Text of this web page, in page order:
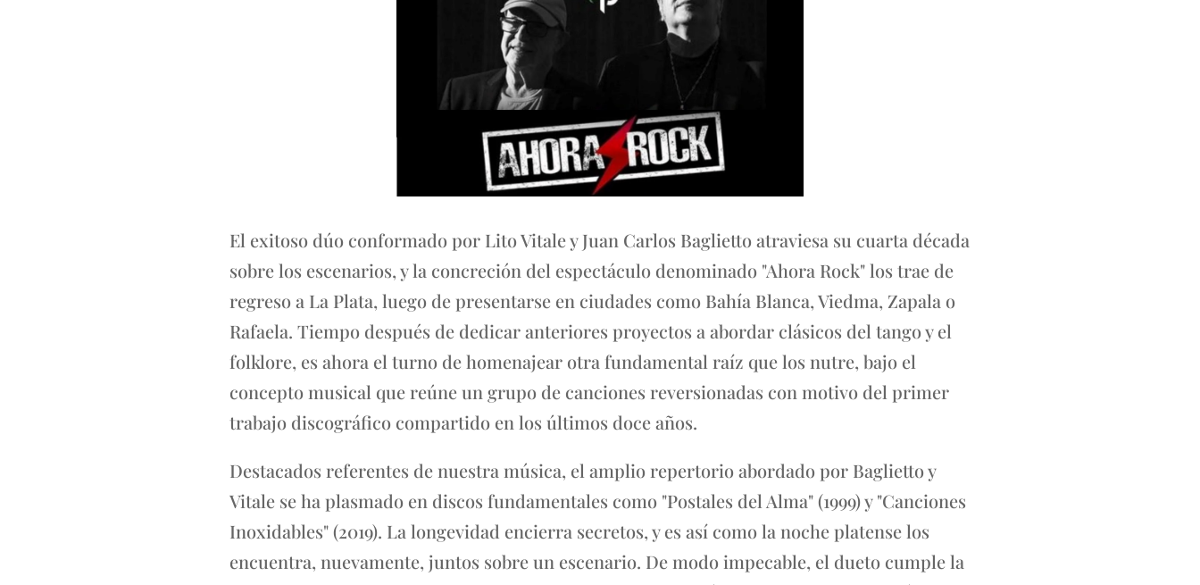
El exitoso dúo conformado por Lito Vitale y Juan Carlos Baglietto atraviesa su cuarta década
sobre los escenarios, y la concreción del espectáculo denominado "Ahora Rock" los trae de
regreso a La Plata, luego de presentarse en ciudades como Bahía Blanca, Viedma, Zapala o
Rafaela. Tiempo después de dedicar anteriores proyectos a abordar clásicos del tango y el
folklore, es ahora el turno de homenajear otra fundamental raíz que los nutre, bajo el
concepto musical que reúne un grupo de canciones reversionadas con motivo del primer
trabajo discográfico compartido en los últimos doce años.
Destacados referentes de nuestra música, el amplio repertorio abordado por Baglietto y
Vitale se ha plasmado en discos fundamentales como "Postales del Alma" (1999) y "Canciones
Inoxidables" (2019). La longevidad encierra secretos, y es así como la noche platense los
encuentra, nuevamente, juntos sobre un escenario. De modo impecable, el dueto cumple la